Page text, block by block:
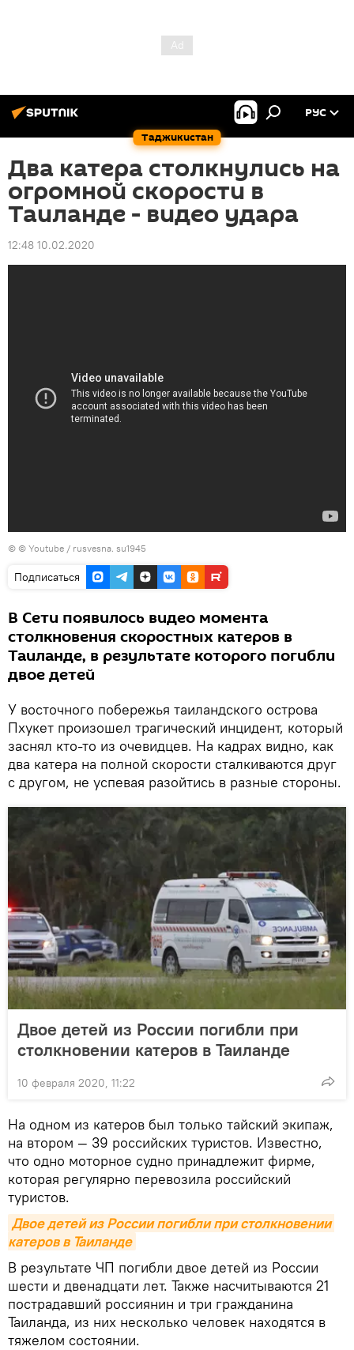
Таджикистан
РУС
Два катера столкнулись на
огромной скорости в
Таиланде - видео удара
12:48 10.02.2020
© © Youtube / rusvesna. su1945
Подписаться
В Сети появилось видео момента
столкновения скоростных катеров в
Таиланде, в результате которого погибли
двое детей
У восточного побережья таиландского острова
Пхукет произошел трагический инцидент, который
заснял кто-то из очевидцев. На кадрах видно, как
два катера на полной скорости сталкиваются друг
с другом, не успевая разойтись в разные стороны.
Двое детей из России погибли при
столкновении катеров в Таиланде
10 февраля 2020, 11:22
На одном из катеров был только тайский экипаж,
на втором — 39 российских туристов. Известно,
что одно моторное судно принадлежит фирме,
которая регулярно перевозила российский
туристов.
Двое детей из России погибли при столкновении
катеров в Таиланде
В результате ЧП погибли двое детей из России
шести и двенадцати лет. Также насчитываются 21
пострадавший россиянин и три гражданина
Таиланда, из них несколько человек находятся в
тяжелом состоянии.